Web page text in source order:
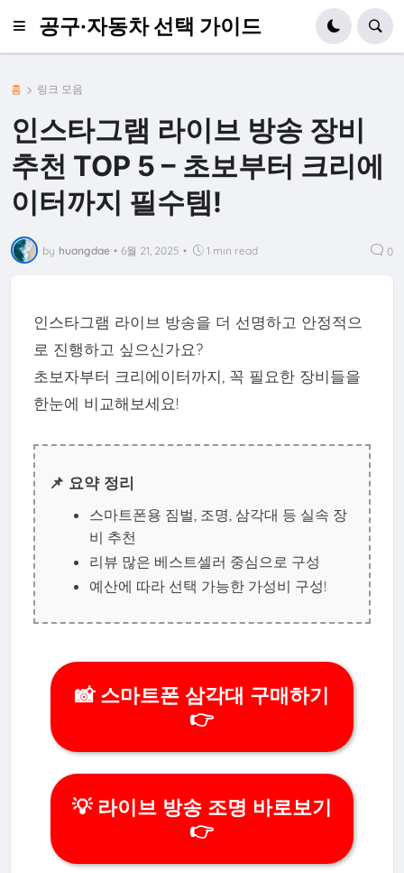
공구·자동차 선택 가이드
홈 링크 모음
인스타그램 라이브 방송 장비
추천 TOP 5 – 초보부터 크리에
이터까지 필수템!
by huangdae • 6월 21, 2025 • 1 min read 0
인스타그램 라이브 방송을 더 선명하고 안정적으
로 진행하고 싶으신가요?
초보자부터 크리에이터까지, 꼭 필요한 장비들을
한눈에 비교해보세요!
📌 요약 정리
스마트폰용 짐벌, 조명, 삼각대 등 실속 장
비 추천
리뷰 많은 베스트셀러 중심으로 구성
예산에 따라 선택 가능한 가성비 구성!
📸 스마트폰 삼각대 구매하기
👉
💡 라이브 방송 조명 바로보기
👉